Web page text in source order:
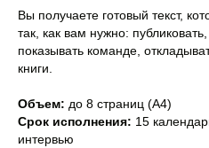
Вы получаете готовый текст,
так, как вам нужно:
показывать команде,
книги.
Объем: до 8 страниц (А4)
Срок исполнения: 15
интервью